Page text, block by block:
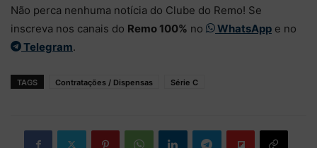
Não perca nenhuma notícia do Clube do Remo! Se
inscreva nos canais do Remo 100% no WhatsApp e no
Telegram.
TAGS Contratações / Dispensas Série C